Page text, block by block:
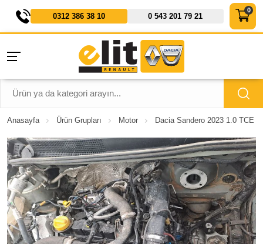
0312 386 38 10 0 543 201 79 21
Anasayfa Ürün Grupları Motor Dacia Sandero 2023 1.0 TCE